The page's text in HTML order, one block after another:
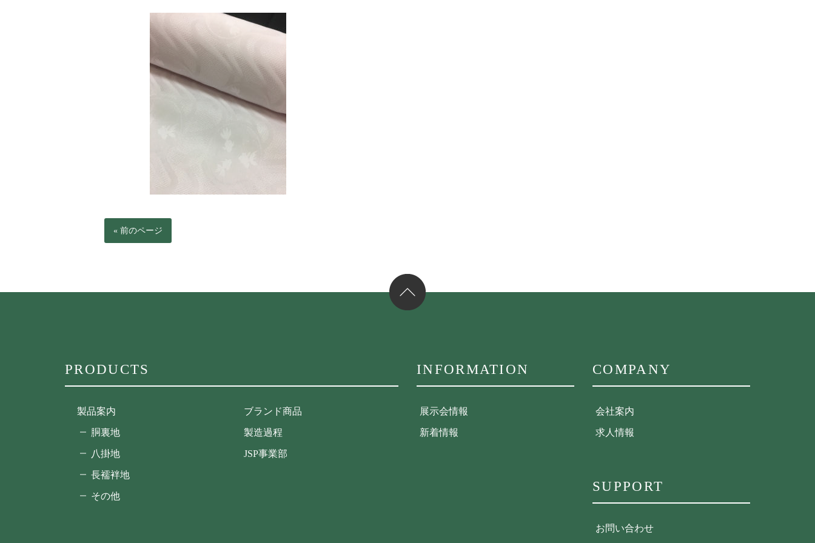
« 前のページ
PRODUCTS
製品案内
胴裏地
八掛地
長襦袢地
その他
ブランド商品
製造過程
JSP事業部
INFORMATION
展示会情報
新着情報
COMPANY
会社案内
求人情報
SUPPORT
お問い合わせ